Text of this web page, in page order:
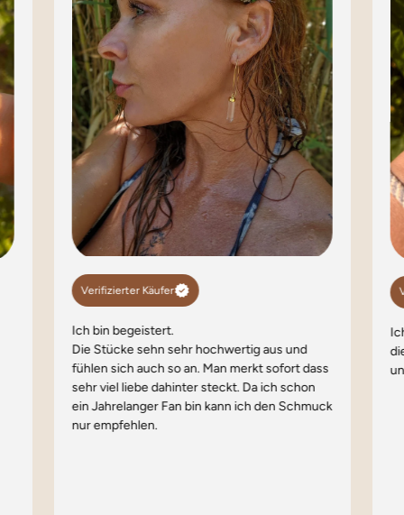
Verifizierter Käufer
Ich bin begeistert.
Die Stücke sehn sehr hochwertig aus und
fühlen sich auch so an. Man merkt sofort dass
sehr viel liebe dahinter steckt. Da ich schon
ein Jahrelanger Fan bin kann ich den Schmuck
nur empfehlen.